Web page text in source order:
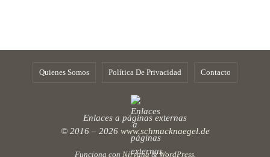
Quienes Somos Política De Privacidad Contacto
Enlaces a páginas externas
© 2016 – 2026 www.schmucknaegel.de
Funciona con Nirvana&WordPress.